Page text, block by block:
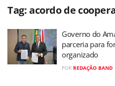
Tag:acordo de
Governo do
parceria para
organizado
POR REDAÇÃO BAND